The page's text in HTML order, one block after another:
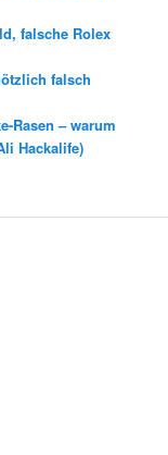
falsche Rolex
falsch
Rasen – warum
Hackalife)